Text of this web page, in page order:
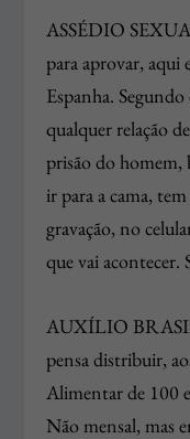
ASSÉDIO
para aprovar, aqui
Espanha.
qualquer relação
prisão do
ir para a cama,
gravação, no
que vai acontecer.
AUXÍLIO
pensa distribuir,
Alimentar de 100
Não mensal, mas